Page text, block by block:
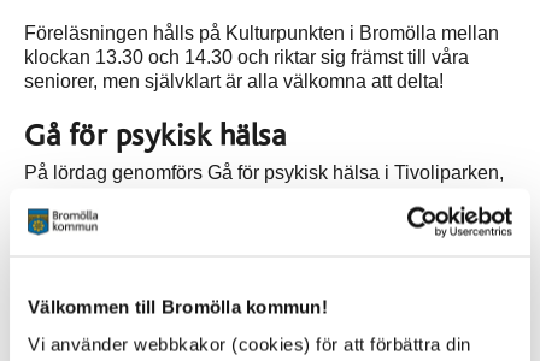
Välkommen till Bromölla kommun!
Vi använder webbkakor (cookies) för att förbättra din
Föreläsningen hålls på Kulturpunkten i Bromölla mellan
klockan 13.30 och 14.30 och riktar sig främst till våra
seniorer, men självklart är alla välkomna att delta!
Gå för psykisk hälsa
På lördag genomförs Gå för psykisk hälsa i Tivoliparken,
start klockan 13.00. Kom som du är och gå, lunka eller
jogga i parken eller runt Naturrum. ”Walk and Talk” ger dig
representanter från intresseföreningar samt
ambassadörer från (H)järnkoll Skåne